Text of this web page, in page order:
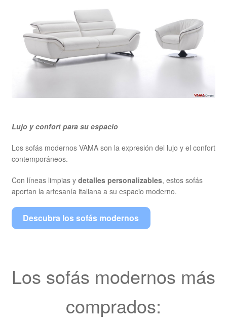
Lujo y confort para su espacio
Los sofás modernos VAMA son la expresión del lujo y el confort
contemporáneos.
Con líneas limpias y detalles personalizables, estos sofás
aportan la artesanía italiana a su espacio moderno.
Descubra los sofás modernos
Los sofás modernos más
comprados: